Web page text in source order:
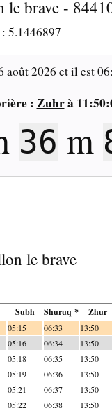
le brave -
5.1446897
août 2026 et il est
:Zuhrà
36 m
le brave
Subh Shuruq * Zhur
05:15 06:33 13:50
05:16 06:34 13:50
05:18 06:35 13:50
05:19 06:36 13:50
05:21 06:37 13:50
05:22 06:38 13:50